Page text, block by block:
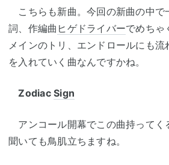
こちらも新曲。今回の新曲の中で
詞、作編曲 ヒゲドライバーでめちゃ
メインのトリ、エンドロールにも流
を入れていく曲なんですかね。
Zodiac Sign
アンコール開幕でこの曲持ってく
聞いても鳥肌立ちますね。